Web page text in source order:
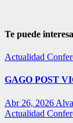
Te puede
Actualidad
GAGO POST
Abr 26, 2026
Actualidad